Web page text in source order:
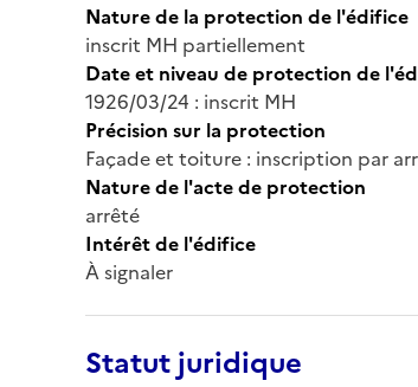
Nature de la protection de l'édifice
inscrit MH partiellement
Date et niveau de protection de
1926/03/24 : inscrit MH
Précision sur la protection
Façade et toiture : inscription par
Nature de l'acte de protection
arrêté
Intérêt de l'édifice
À signaler
Statut juridique